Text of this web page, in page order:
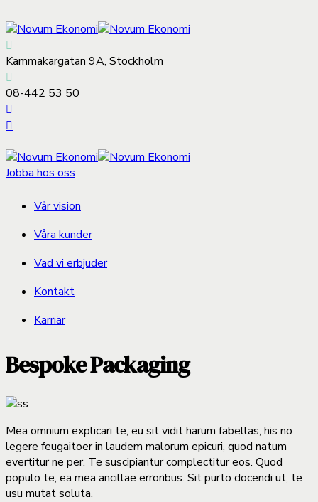
Kammakargatan 9A, Stockholm
08-442 53 50
Jobba hos oss
Vår vision
Våra kunder
Vad vi erbjuder
Kontakt
Karriär
Bespoke Packaging
Mea omnium explicari te, eu sit vidit harum fabellas, his no
legere feugaitoer in laudem malorum epicuri, quod natum
evertitur ne per. Te suscipiantur complectitur eos. Quod
populo te, ea mea ancillae erroribus. Sit purto docendi ut, te
usu mutat soluta.